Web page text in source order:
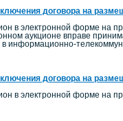
договора на
в электронной форме на
аукционе вправе
договора на
в электронной форме на